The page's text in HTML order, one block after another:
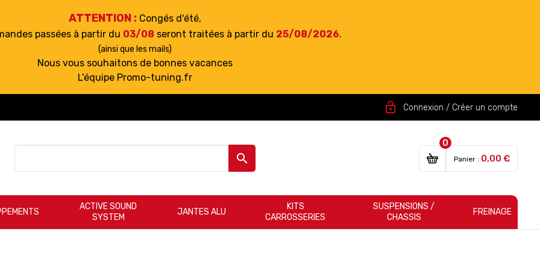
ATTENTION : Congés d'été,
passées à partir du 03/08 seront traitées à partir du 25/08/2026.
(ainsi que les mails)
Nous vous souhaitons de bonnes vacances
L'équipe Promo-tuning.fr
lock_open Connexion / Créer un compte

0
Panier : 0,00 €
ACTIVE SOUND
SYSTEM
JANTES ALU
KITS
CARROSSERIES
SUSPENSIONS /
CHASSIS
FREINAGE